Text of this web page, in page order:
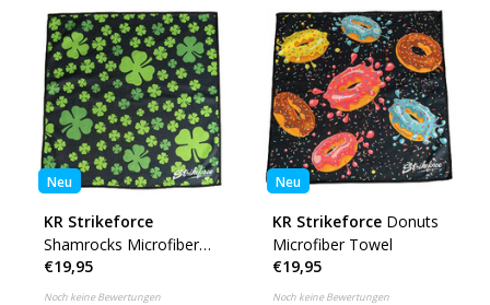
Neu
KR Strikeforce
Shamrocks Microfiber
Towel
€19,95
Noch keine Bewertungen
Neu
KR Strikeforce Donuts
Microfiber Towel
€19,95
Noch keine Bewertungen